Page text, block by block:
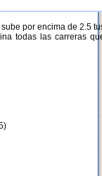
sube por encima de 2.5
todas las carreras